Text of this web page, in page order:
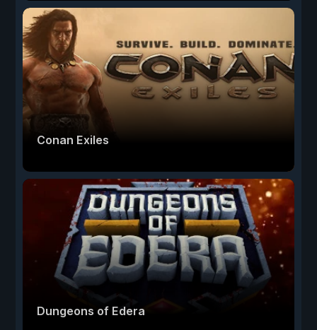
Conan Exiles
Dungeons of Edera